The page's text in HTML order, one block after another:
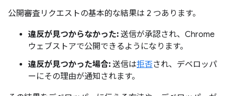
公開審査リクエストの基本的な結果は 2 つあります。
違反が見つからなかった: 送信が承認され、Chrome
ウェブストアで公開できるようになります。
違反が見つかった場合: 送信は拒否され、デベロッパ
ーにその理由が通知されます。